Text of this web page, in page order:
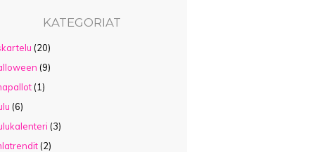
KATEGORIAT
(20)
(9)
(1)
(6)
(3)
(2)